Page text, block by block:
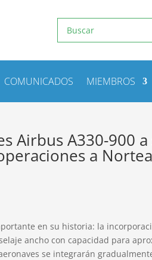
COMUNICADOS MIEMBROS
Airbus A330-900
a
en su historia: la
ancho con capacidad para
se integrarán